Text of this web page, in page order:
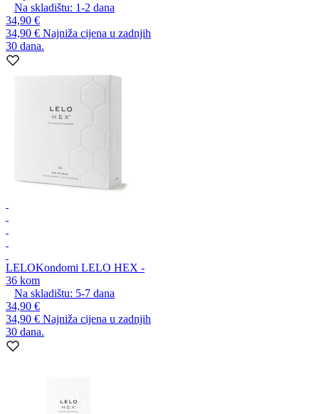
Na skladištu: 1-2 dana
34,90 €
34,90 € Najniža cijena u zadnjih
30 dana.
LELOKondomi LELO HEX -
36 kom
Na skladištu: 5-7 dana
34,90 €
34,90 € Najniža cijena u zadnjih
30 dana.